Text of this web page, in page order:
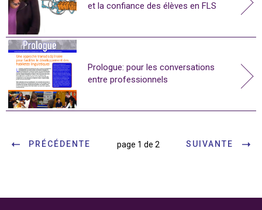
et la confiance des élèves en FLS
Prologue: pour les conversations
entre professionnels
PRÉCÉDENTE page 1 de 2 SUIVANTE